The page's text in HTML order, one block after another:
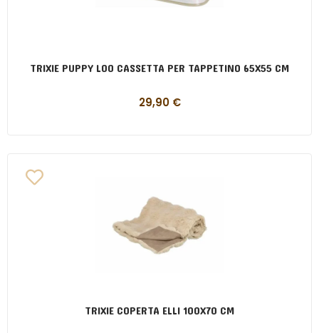
TRIXIE PUPPY LOO CASSETTA PER TAPPETINO 65X55 CM
29,90 €
TRIXIE COPERTA ELLI 100X70 CM